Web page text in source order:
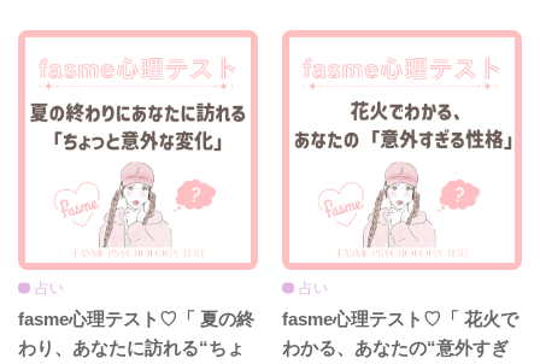
占い
fasme心理テスト♡「 夏の終
わり、あなたに訪れる“ちょ
占い
fasme心理テスト♡「 花火で
わかる、あなたの“意外すぎ